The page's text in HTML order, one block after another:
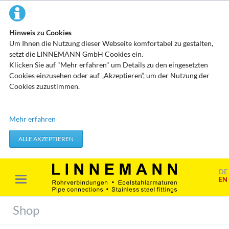
Hinweis zu Cookies
Um Ihnen die Nutzung dieser Webseite komfortabel zu gestalten,
setzt die LINNEMANN GmbH Cookies ein.
Klicken Sie auf "Mehr erfahren" um Details zu den eingesetzten
Cookies einzusehen oder auf „Akzeptieren“, um der Nutzung der
Cookies zuzustimmen.
Technisch erforderliche Cookies
werden verwendet um von Ihnen getätigte Aktionen, wie etwa das
Festlegen Ihrer Datenschutzeinstellungen zu übernehmen.
Erforderliche Cookies akzeptieren
Marketing & Analyse
ausgewertet werden. Das geschieht vor allem mit Cookies und mit
sogenannten Analyseprogrammen. Die Analyse Ihres Surf-
Mehr erfahren
ALLE AKZEPTIEREN
DE
EN
Shop